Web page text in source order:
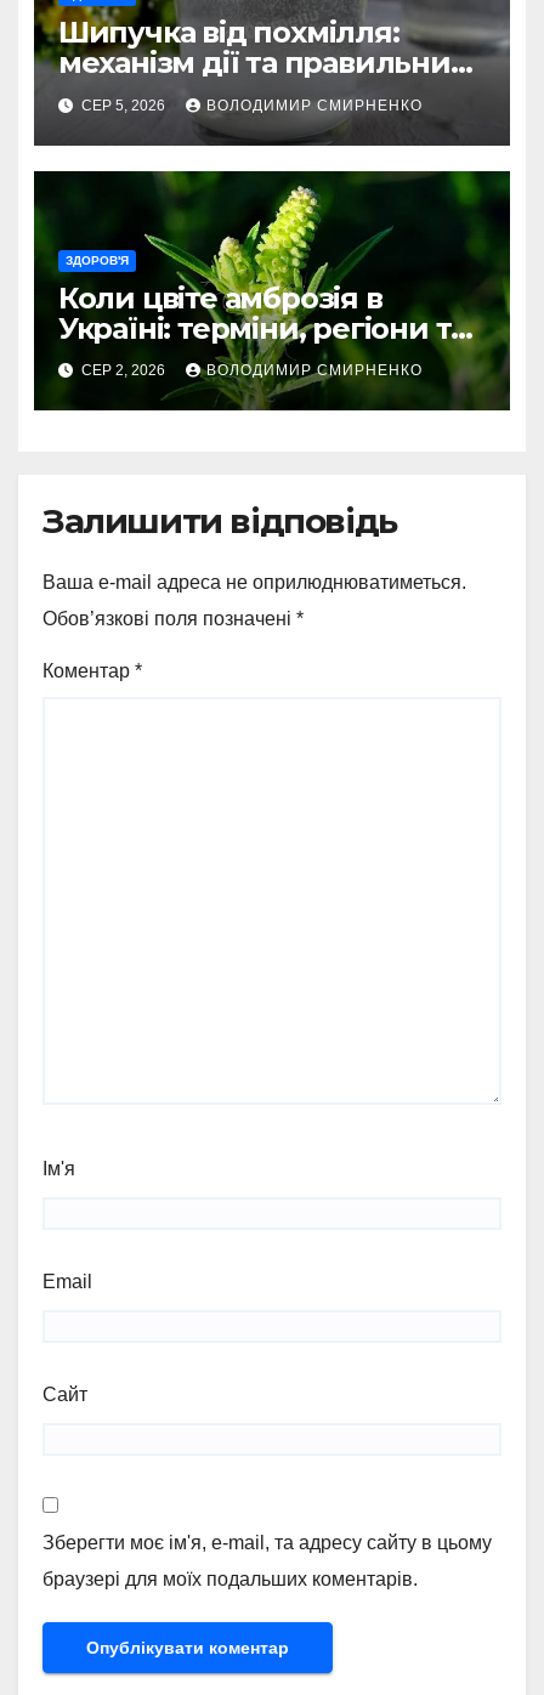
Шипучка від похмілля:
механізм дії та правильний
вибір
СЕР 5, 2026 ВОЛОДИМИР СМИРНЕНКО
ЗДОРОВ'Я
Коли цвіте амброзія в
Україні: терміни, регіони та
ризики
СЕР 2, 2026 ВОЛОДИМИР СМИРНЕНКО
Залишити відповідь
Ваша e-mail адреса не оприлюднюватиметься.
Обов’язкові поля позначені *
Коментар *
Ім'я
Email
Сайт
Зберегти моє ім'я, e-mail, та адресу сайту в цьому
браузері для моїх подальших коментарів.